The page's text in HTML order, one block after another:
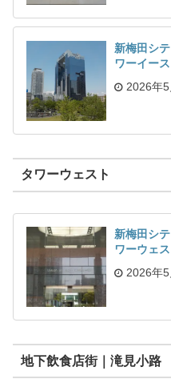
新梅田シ
ワーイー
2026年
タワーウェスト
新梅田シ
ワーウェ
2026年
地下飲食店街｜滝見小路